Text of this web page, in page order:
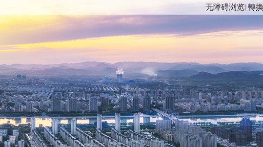
无障碍浏览| 轉